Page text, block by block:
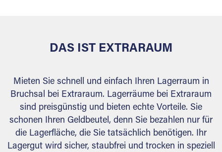
DAS IST EXTRARAUM
Mieten Sie schnell und einfach Ihren Lagerraum in
Bruchsal bei Extraraum. Lagerräume bei Extraraum
sind preisgünstig und bieten echte Vorteile. Sie
schonen Ihren Geldbeutel, denn Sie bezahlen nur für
die Lagerfläche, die Sie tatsächlich benötigen. Ihr
Lagergut wird sicher, staubfrei und trocken in speziell